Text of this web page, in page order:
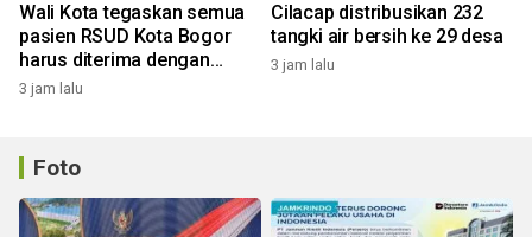
Wali Kota tegaskan semua
pasien RSUD Kota Bogor
harus diterima dengan
profesional
3 jam lalu
Cilacap distribusikan 232
tangki air bersih ke 29 desa
3 jam lalu
Foto